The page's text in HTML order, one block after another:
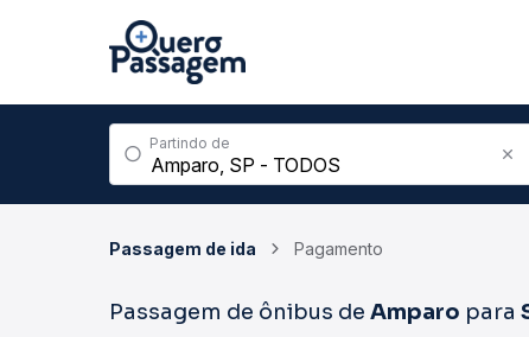
Partindo de
Passagem de ida Pagamento
Passagem de ônibus de Amparo para